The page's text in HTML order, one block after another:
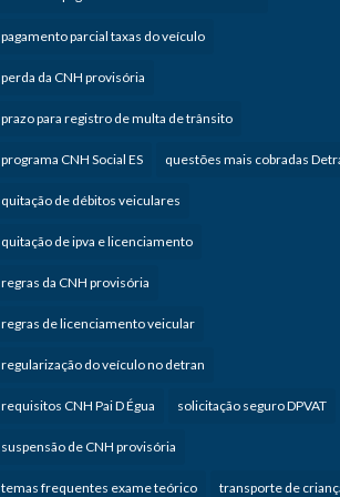
pagamento parcial taxas do veículo
perda da CNH provisória
prazo para registro de multa de trânsito
programa CNH Social ES questões mais cobradas
quitação de débitos veiculares
quitação de ipva e licenciamento
regras da CNH provisória
regras de licenciamento veicular
regularização do veículo no detran
requisitos CNH Pai D Égua solicitação seguro DPVAT
suspensão de CNH provisória
temas frequentes exame teórico transporte de